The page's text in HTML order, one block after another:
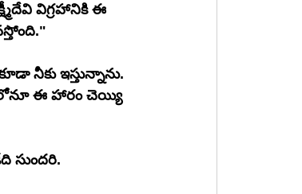
విగ్రహానికి ఈ
నీకు ఇస్తున్నాను.
ఈ హారం చెయ్యి
సుందరి.